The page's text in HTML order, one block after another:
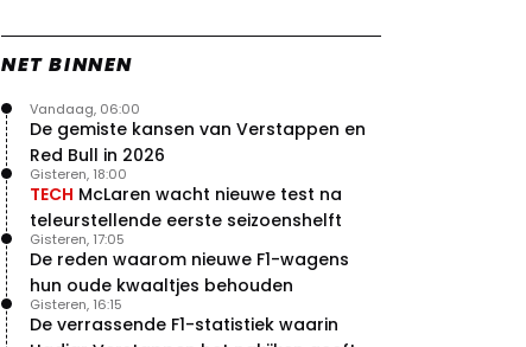
NET BINNEN
De gemiste kansen van Verstappen en
Red Bull in 2026
Vandaag, 06:00
TECH McLaren wacht nieuwe test na
teleurstellende eerste seizoenshelft
Gisteren, 18:00
De reden waarom nieuwe F1-wagens
hun oude kwaaltjes behouden
Gisteren, 17:05
De verrassende F1-statistiek waarin
Gisteren, 16:15